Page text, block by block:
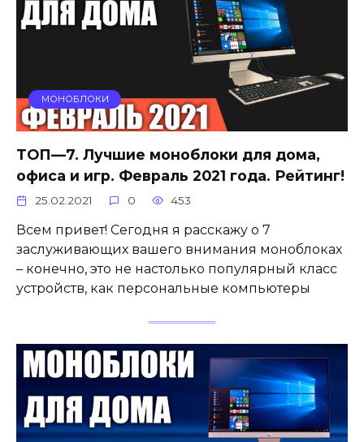
МОНОБЛОКИ
ТОП—7. Лучшие моноблоки для дома,
офиса и игр. Февраль 2021 года. Рейтинг!
25.02.2021 0 453
Всем привет! Сегодня я расскажу о 7
заслуживающих вашего внимания моноблоках
– конечно, это не настолько популярный класс
устройств, как персональные компьютеры